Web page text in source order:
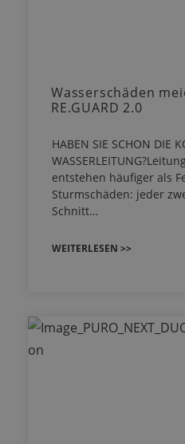
Wasserschäden
RE.GUARD 2.0
HABEN SIE SCHON DIE
entstehen häufiger als
Sturmschäden: jeder
Schnitt…
WEITERLESEN >>